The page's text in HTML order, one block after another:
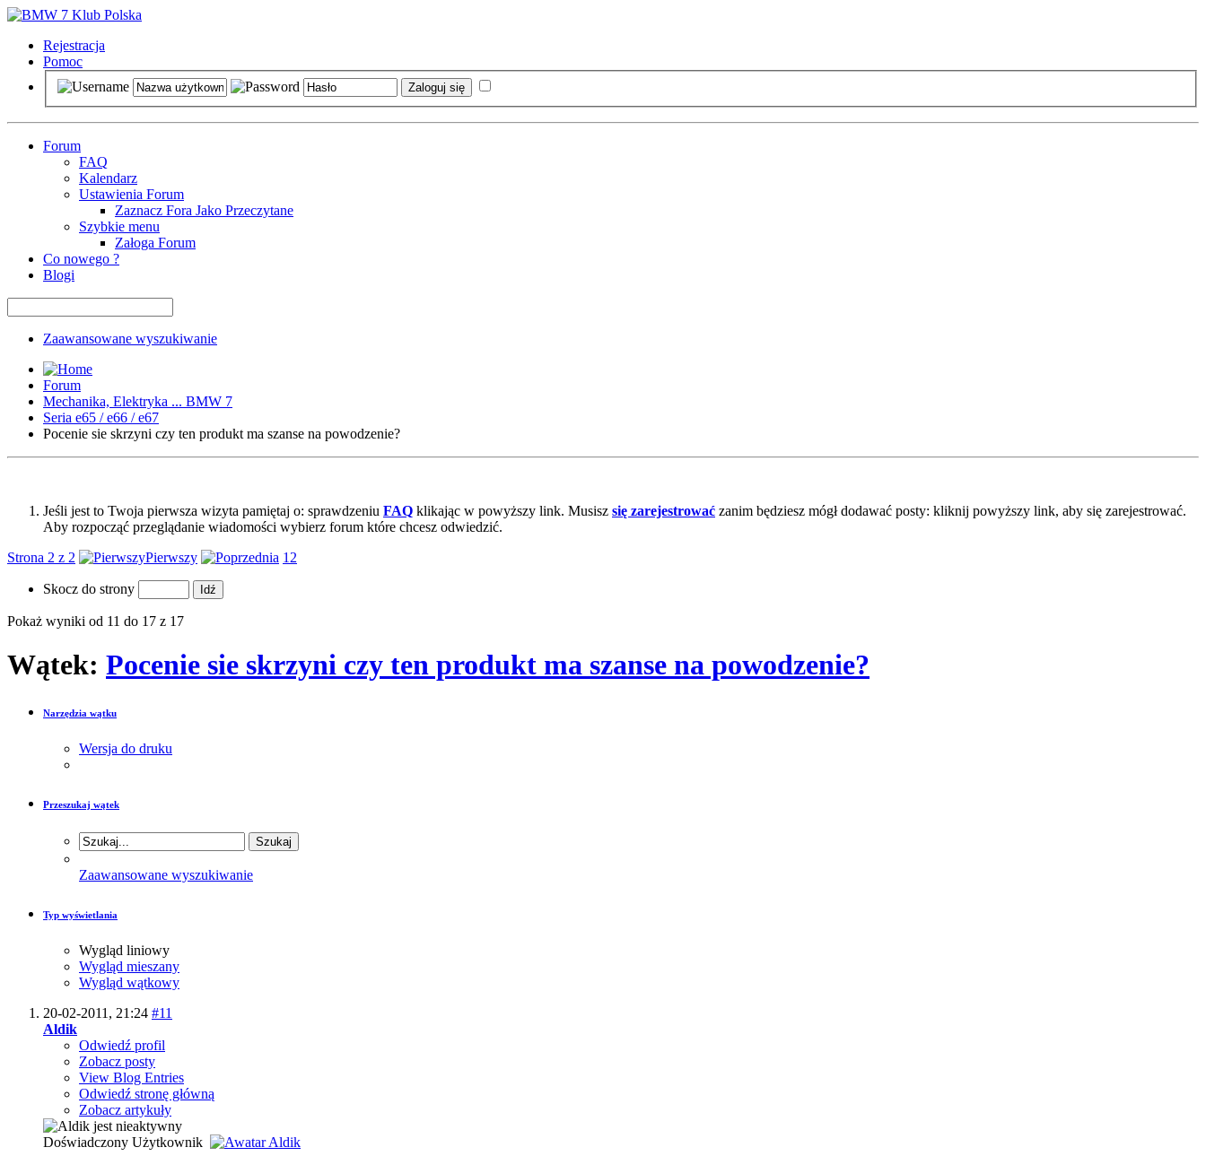
Rejestracja
Pomoc
Forum
FAQ
Kalendarz
Ustawienia Forum
Zaznacz Fora Jako Przeczytane
Szybkie menu
Załoga Forum
Co nowego ?
Blogi
Zaawansowane wyszukiwanie
Forum
Mechanika, Elektryka ... BMW 7
Seria e65 / e66 / e67
Pocenie sie skrzyni czy ten produkt ma szanse na powodzenie?
Jeśli jest to Twoja pierwsza wizyta pamiętaj o: sprawdzeniu FAQ klikając w powyższy link. Musisz się zarejestrować zanim będziesz mógł dodawać posty: kliknij powyższy link, aby się zarejestrować.
Aby rozpocząć przeglądanie wiadomości wybierz forum które chcesz odwiedzić.
Strona 2 z 2
Pierwszy 1 2
Skocz do strony
Pokaż wyniki od 11 do 17 z 17
Wątek: Pocenie sie skrzyni czy ten produkt ma szanse na powodzenie?
Narzędzia wątku
Wersja do druku
Przeszukaj wątek
Zaawansowane wyszukiwanie
Typ wyświetlania
Wygląd liniowy
Wygląd mieszany
Wygląd wątkowy
20-02-2011, 21:24 #11
Aldik
Odwiedź profil
Zobacz posty
View Blog Entries
Odwiedź stronę główną
Zobacz artykuły
Doświadczony Użytkownik